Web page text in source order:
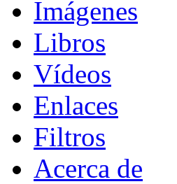
Imágenes
Libros
Vídeos
Enlaces
Filtros
Acerca de